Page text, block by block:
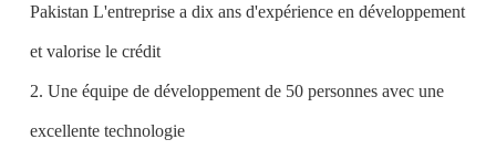
Pakistan L'entreprise a dix ans d'expérience en développement
et valorise le crédit
2. Une équipe de développement de 50 personnes avec une
excellente technologie